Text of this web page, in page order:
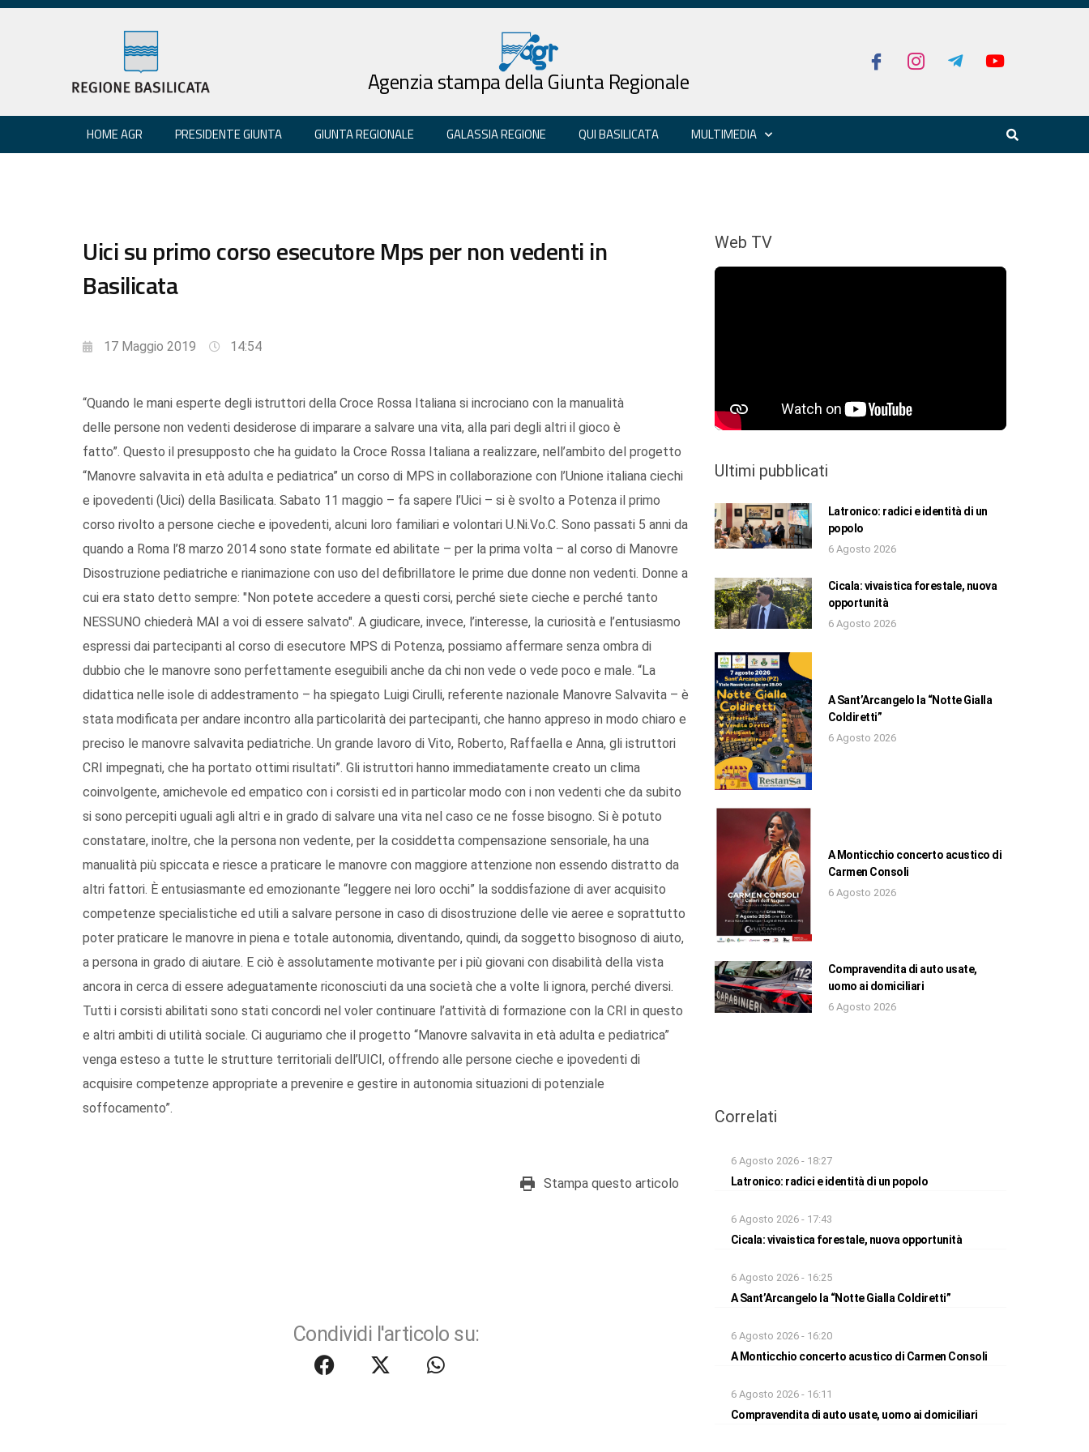
Agenzia stampa della Giunta Regionale
HOME AGR PRESIDENTE GIUNTA GIUNTA REGIONALE GALASSIA REGIONE QUI BASILICATA MULTIMEDIA
Uici su primo corso esecutore Mps per non vedenti in
Basilicata
17 Maggio 2019 14:54
“Quando le mani esperte degli istruttori della Croce Rossa Italiana si incrociano con la manualità
delle persone non vedenti desiderose di imparare a salvare una vita, alla pari degli altri il gioco è
fatto”. Questo il presupposto che ha guidato la Croce Rossa Italiana a realizzare, nell’ambito del progetto
“Manovre salvavita in età adulta e pediatrica” un corso di MPS in collaborazione con l’Unione italiana ciechi
e ipovedenti (Uici) della Basilicata. Sabato 11 maggio – fa sapere l’Uici – si è svolto a Potenza il primo
corso rivolto a persone cieche e ipovedenti, alcuni loro familiari e volontari U.Ni.Vo.C. Sono passati 5 anni da
quando a Roma l’8 marzo 2014 sono state formate ed abilitate – per la prima volta – al corso di Manovre
Disostruzione pediatriche e rianimazione con uso del defibrillatore le prime due donne non vedenti. Donne a
cui era stato detto sempre: "Non potete accedere a questi corsi, perché siete cieche e perché tanto
NESSUNO chiederà MAI a voi di essere salvato". A giudicare, invece, l’interesse, la curiosità e l’entusiasmo
espressi dai partecipanti al corso di esecutore MPS di Potenza, possiamo affermare senza ombra di
dubbio che le manovre sono perfettamente eseguibili anche da chi non vede o vede poco e male. “La
didattica nelle isole di addestramento – ha spiegato Luigi Cirulli, referente nazionale Manovre Salvavita – è
stata modificata per andare incontro alla particolarità dei partecipanti, che hanno appreso in modo chiaro e
preciso le manovre salvavita pediatriche. Un grande lavoro di Vito, Roberto, Raffaella e Anna, gli istruttori
CRI impegnati, che ha portato ottimi risultati”. Gli istruttori hanno immediatamente creato un clima
coinvolgente, amichevole ed empatico con i corsisti ed in particolar modo con i non vedenti che da subito
si sono percepiti uguali agli altri e in grado di salvare una vita nel caso ce ne fosse bisogno. Si è potuto
constatare, inoltre, che la persona non vedente, per la cosiddetta compensazione sensoriale, ha una
manualità più spiccata e riesce a praticare le manovre con maggiore attenzione non essendo distratto da
altri fattori. È entusiasmante ed emozionante “leggere nei loro occhi” la soddisfazione di aver acquisito
competenze specialistiche ed utili a salvare persone in caso di disostruzione delle vie aeree e soprattutto
poter praticare le manovre in piena e totale autonomia, diventando, quindi, da soggetto bisognoso di aiuto,
a persona in grado di aiutare. E ciò è assolutamente motivante per i più giovani con disabilità della vista
ancora in cerca di essere adeguatamente riconosciuti da una società che a volte li ignora, perché diversi.
Tutti i corsisti abilitati sono stati concordi nel voler continuare l’attività di formazione con la CRI in questo
e altri ambiti di utilità sociale. Ci auguriamo che il progetto “Manovre salvavita in età adulta e pediatrica”
venga esteso a tutte le strutture territoriali dell’UICI, offrendo alle persone cieche e ipovedenti di
acquisire competenze appropriate a prevenire e gestire in autonomia situazioni di potenziale
soffocamento”.
Stampa questo articolo
Condividi l'articolo su:
Web TV
Ultimi pubblicati
Latronico: radici e identità di un
popolo
6 Agosto 2026
Cicala: vivaistica forestale, nuova
opportunità
6 Agosto 2026
A Sant’Arcangelo la “Notte Gialla
Coldiretti”
6 Agosto 2026
A Monticchio concerto acustico di
Carmen Consoli
6 Agosto 2026
Compravendita di auto usate,
uomo ai domiciliari
6 Agosto 2026
Correlati
6 Agosto 2026 - 18:27
Latronico: radici e identità di un popolo
6 Agosto 2026 - 17:43
Cicala: vivaistica forestale, nuova opportunità
6 Agosto 2026 - 16:25
A Sant’Arcangelo la “Notte Gialla Coldiretti”
6 Agosto 2026 - 16:20
A Monticchio concerto acustico di Carmen Consoli
6 Agosto 2026 - 16:11
Compravendita di auto usate, uomo ai domiciliari